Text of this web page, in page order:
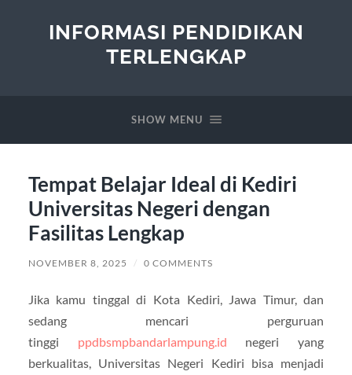
INFORMASI PENDIDIKAN
TERLENGKAP
SHOW MENU
Tempat Belajar Ideal di Kediri
Universitas Negeri dengan
Fasilitas Lengkap
NOVEMBER 8, 2025 / 0 COMMENTS
Jika kamu tinggal di Kota Kediri, Jawa Timur, dan
sedang mencari perguruan
tinggi ppdbsmpbandarlampung.id negeri yang
berkualitas, Universitas Negeri Kediri bisa menjadi